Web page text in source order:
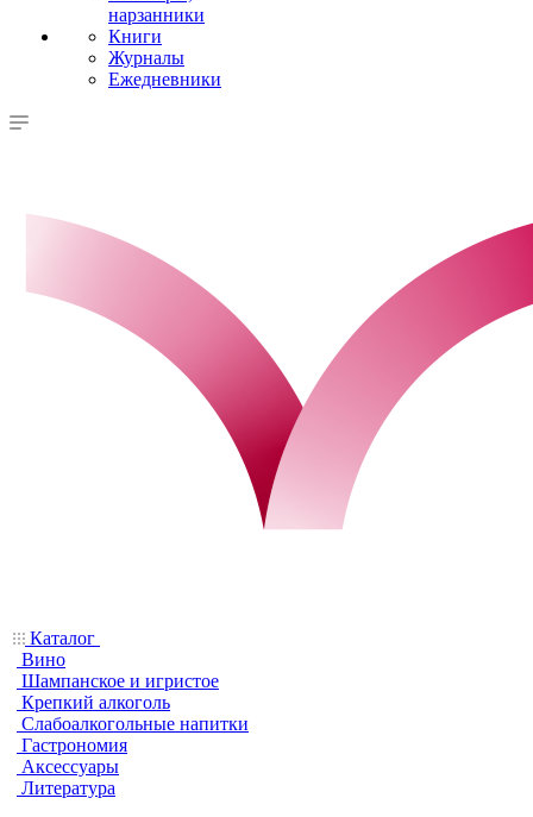
нарзанники
Книги
Журналы
Ежедневники
Каталог
Вино
Шампанское и игристое
Крепкий алкоголь
Слабоалкогольные напитки
Гастрономия
Аксессуары
Литература